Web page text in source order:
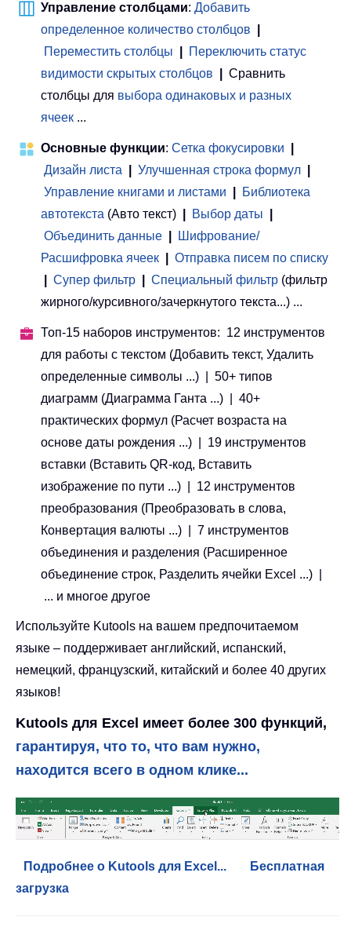
Управление столбцами: Добавить
определенное количество столбцов
Переместить столбцы
Переключить статус
видимости скрытых столбцов
Сравнить
столбцы для выбора одинаковых и разных
ячеек ...
Основные функции: Сетка фокусировки
Дизайн листа
Улучшенная строка формул
Управление книгами и листами
Библиотека
автотекста (Авто текст) Выбор даты
Объединить данные
Шифрование/
Расшифровка ячеек
Отправка писем по списку
Супер фильтр Специальный фильтр (фильтр
жирного/курсивного/зачеркнутого текста...) ...
Топ-15 наборов инструментов: 12 инструментов
для работы с текстом (Добавить текст, Удалить
определенные символы ...) | 50+ типов
диаграмм (Диаграмма Ганта ...) | 40+
практических формул (Расчет возраста на
основе даты рождения ...) | 19 инструментов
вставки (Вставить QR-код, Вставить
изображение по пути ...) | 12 инструментов
преобразования (Преобразовать в слова,
Конвертация валюты ...) | 7 инструментов
объединения и разделения (Расширенное
объединение строк, Разделить ячейки Excel ...) |
... и многое другое
Используйте Kutools на вашем предпочитаемом
языке – поддерживает английский, испанский,
немецкий, французский, китайский и более 40 других
языков!
Kutools для Excel имеет более 300 функций,
гарантируя, что то, что вам нужно,
находится всего в одном клике...
Подробнее о Kutools для Excel...
Бесплатная
загрузка